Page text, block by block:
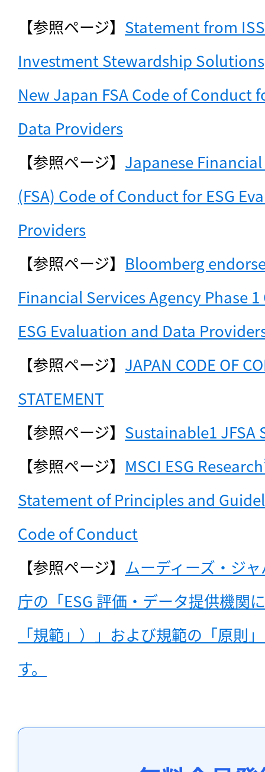
【参照ページ】 Statement from
Investment Stewardship
New Japan FSA Code of Conduct
Data Providers
【参照ページ】 Japanese Financial
(FSA) Code of Conduct for ESG
Providers
【参照ページ】 Bloomberg
Financial Services Agency Phase
ESG Evaluation and Data
【参照ページ】 JAPAN CODE OF
STATEMENT
【参照ページ】 Sustainable1 JFSA
【参照ページ】 MSCI ESG
Statement of Principles and
Code of Conduct
【参照ページ】 ムーディーズ・ジ
庁の「ESG 評価・データ提供機関
「規範」）」および規範の「原則
す。